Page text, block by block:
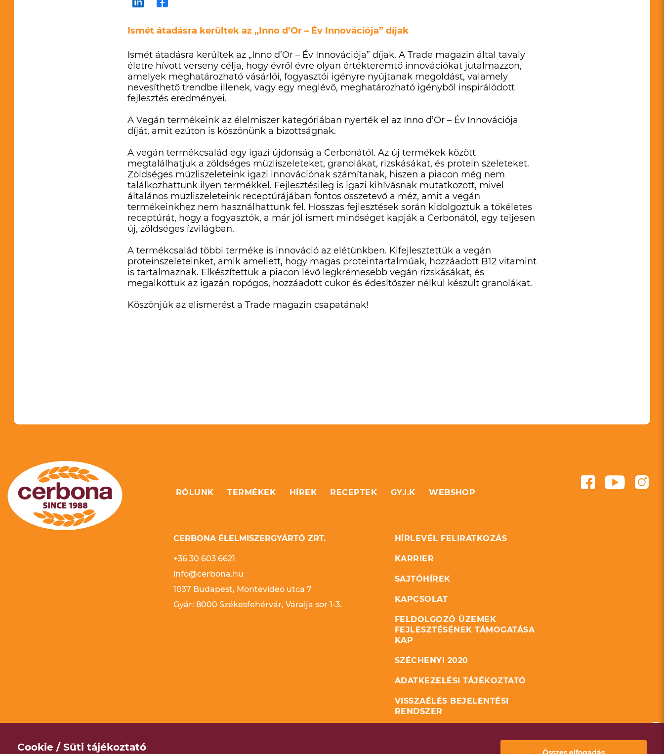
Ismét átadásra kerültek az „Inno d’Or – Év Innovációja” díjak
Ismét átadásra kerültek az „Inno d’Or – Év Innovációja” díjak. A Trade magazin által tavaly
életre hívott verseny célja, hogy évről évre olyan értékteremtő innovációkat jutalmazzon,
amelyek meghatározható vásárlói, fogyasztói igényre nyújtanak megoldást, valamely
nevesíthető trendbe illenek, vagy egy meglévő, meghatározható igényből inspirálódott
fejlesztés eredményei.
A Vegán termékeink az élelmiszer kategóriában nyerték el az Inno d’Or – Év Innovációja
díját, amit ezúton is köszönünk a bizottságnak.
A vegán termékcsalád egy igazi újdonság a Cerbonától. Az új termékek között
megtalálhatjuk a zöldséges müzliszeleteket, granolákat, rizskásákat, és protein szeleteket.
Zöldséges müzliszeleteink igazi innovációnak számítanak, hiszen a piacon még nem
találkozhattunk ilyen termékkel. Fejlesztésileg is igazi kihívásnak mutatkozott, mivel
általános müzliszeleteink receptúrájában fontos összetevő a méz, amit a vegán
termékeinkhez nem használhattunk fel. Hosszas fejlesztések során kidolgoztuk a tökéletes
receptúrát, hogy a fogyasztók, a már jól ismert minőséget kapják a Cerbonától, egy teljesen
új, zöldséges ízvilágban.
A termékcsalád többi terméke is innováció az elétünkben. Kifejlesztettük a vegán
proteinszeleteinket, amik amellett, hogy magas proteintartalmúak, hozzáadott B12 vitamint
is tartalmaznak. Elkészítettük a piacon lévő legkrémesebb vegán rizskásákat, és
megalkottuk az igazán ropógos, hozzáadott cukor és édesítőszer nélkül készült granolákat.
Köszönjük az elismerést a Trade magazin csapatának!
RÓLUNK TERMÉKEK HÍREK RECEPTEK GY.I.K WEBSHOP
CERBONA ÉLELMISZERGYÁRTÓ ZRT.
+36 30 603 6621
info@cerbona.hu
1037 Budapest, Montevideo utca 7
Gyár: 8000 Székesfehérvár, Váralja sor 1-3.
HÍRLEVÉL FELIRATKOZÁS
KARRIER
SAJTÓHÍREK
KAPCSOLAT
FELDOLGOZÓ ÜZEMEK
FEJLESZTÉSÉNEK TÁMOGATÁSA
KAP
SZÉCHENYI 2020
ADATKEZELÉSI TÁJÉKOZTATÓ
VISSZAÉLÉS BEJELENTÉSI
RENDSZER
Cookie / Süti tájékoztató